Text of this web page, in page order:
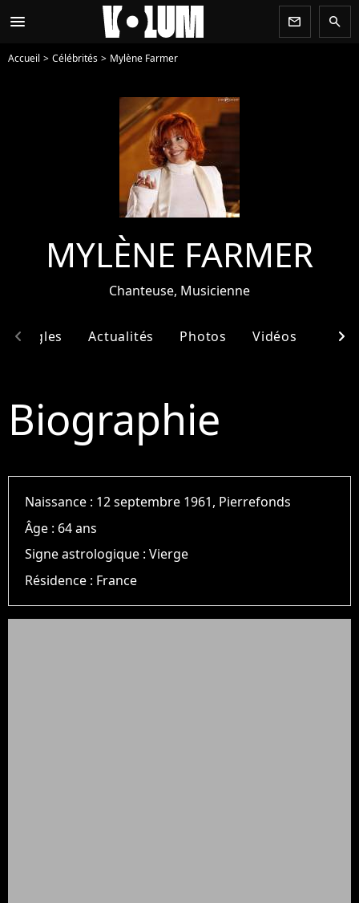
menu newsletter search
Accueil Célébrités Mylène Farmer
MYLÈNE FARMER
Chanteuse, Musicienne
Singles Actualités Photos Vidéos
chevron_left chevron_right
Biographie
Naissance : 12 septembre 1961, Pierrefonds
Âge : 64 ans
Signe astrologique :Vierge
Résidence : France